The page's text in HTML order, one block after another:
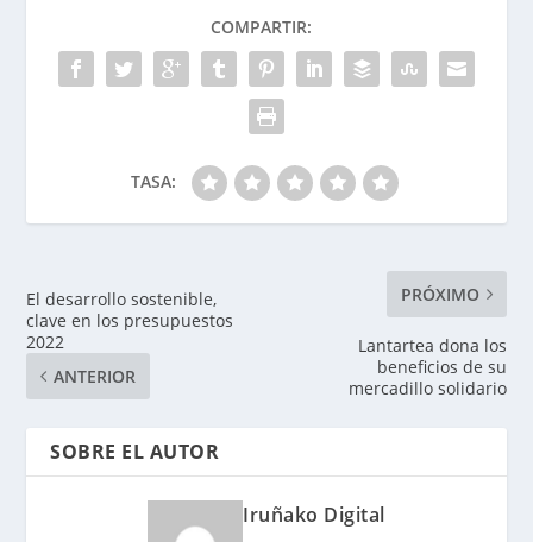
COMPARTIR:
TASA:
El desarrollo sostenible,
clave en los presupuestos
2022
ANTERIOR
PRÓXIMO
Lantartea dona los
beneficios de su
mercadillo solidario
SOBRE EL AUTOR
Iruñako Digital